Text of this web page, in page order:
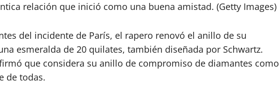
relación que inició como una buena amistad. (Getty Images)
del incidente de París, el rapero renovó el anillo de su
esmeralda de 20 quilates, también diseñada por Schwartz.
que considera su anillo de compromiso de diamantes como
de todas.